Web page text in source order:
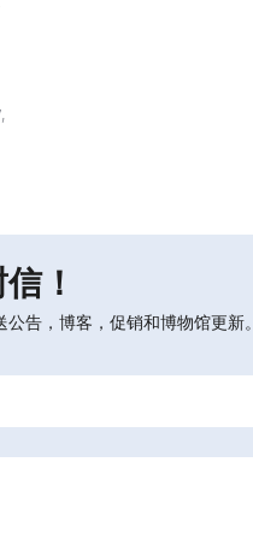
！
公告，博客，促销和博物馆更新